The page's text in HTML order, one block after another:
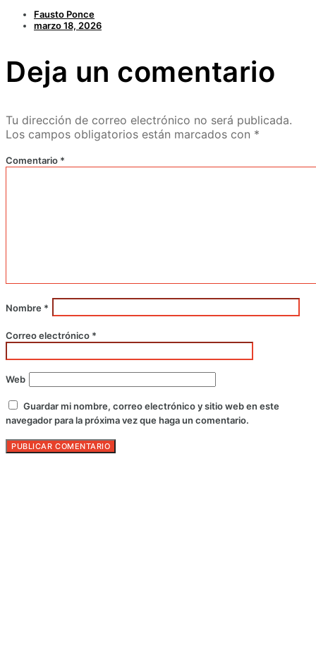
Fausto Ponce
marzo 18, 2026
Deja un comentario
Tu dirección de correo electrónico no será publicada.
Los campos obligatorios están marcados con *
Comentario *
Nombre *
Correo electrónico *
Web
Guardar mi nombre, correo electrónico y sitio web en este
navegador para la próxima vez que haga un comentario.